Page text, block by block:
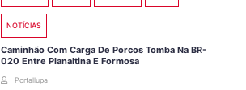
NOTÍCIAS
Caminhão Com Carga De Porcos Tomba Na BR-
020 Entre Planaltina E Formosa
Portallupa